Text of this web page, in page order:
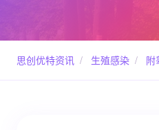
思创优特资讯 / 生殖感染 / 附